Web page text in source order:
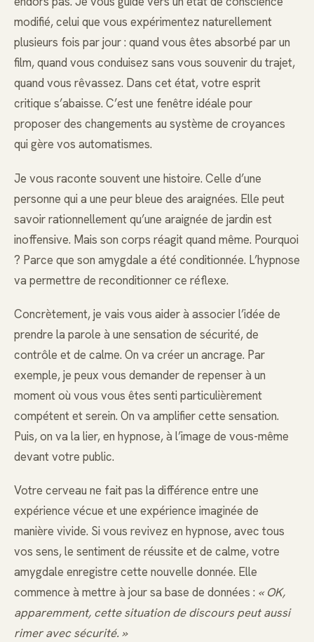
modifié, celui que vous expérimentez naturellement
plusieurs fois par jour : quand vous êtes absorbé par un
film, quand vous conduisez sans vous souvenir du trajet,
quand vous rêvassez. Dans cet état, votre esprit
critique s’abaisse. C’est une fenêtre idéale pour
proposer des changements au système de croyances
qui gère vos automatismes.
Je vous raconte souvent une histoire. Celle d’une
personne qui a une peur bleue des araignées. Elle peut
savoir rationnellement qu’une araignée de jardin est
inoffensive. Mais son corps réagit quand même. Pourquoi
? Parce que son amygdale a été conditionnée. L’hypnose
va permettre de reconditionner ce réflexe.
Concrètement, je vais vous aider à associer l’idée de
prendre la parole à une sensation de sécurité, de
contrôle et de calme. On va créer un ancrage. Par
exemple, je peux vous demander de repenser à un
moment où vous vous êtes senti particulièrement
compétent et serein. On va amplifier cette sensation.
Puis, on va la lier, en hypnose, à l’image de vous-même
devant votre public.
Votre cerveau ne fait pas la différence entre une
expérience vécue et une expérience imaginée de
manière vivide. Si vous revivez en hypnose, avec tous
vos sens, le sentiment de réussite et de calme, votre
amygdale enregistre cette nouvelle donnée. Elle
commence à mettre à jour sa base de données : « OK,
apparemment, cette situation de discours peut aussi
rimer avec sécurité. »